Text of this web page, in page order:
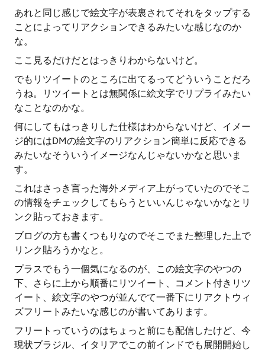
あれと同じ感じで絵文字が表裏されてそれをタップする
ことによってリアクションできるみたいな感じなのか
な。
ここ見るだけだとはっきりわからないけど。
でもリツイートのところに出てるってどういうことだろ
うね。リツイートとは無関係に絵文字でリプライみたい
なことなのかな。
何にしてもはっきりした仕様はわからないけど、イメー
ジ的にはDMの絵文字のリアクション簡単に反応できる
みたいなそういうイメージなんじゃないかなと思いま
す。
これはさっき言った海外メディア上がっていたのでそこ
の情報をチェックしてもらうといいんじゃないかなとリ
ンク貼っておきます。
ブログの方も書くつもりなのでそこでまた整理した上で
リンク貼ろうかなと。
プラスでもう一個気になるのが、この絵文字のやつの
下、さらに上から順番にリツイート、コメント付きリツ
イート、絵文字のやつが並んでて一番下にリアクトウィ
ズフリートみたいな感じのが書いてあります。
フリートっていうのはちょっと前にも配信したけど、今
現状ブラジル、イタリアでこの前インドでも展開開始し